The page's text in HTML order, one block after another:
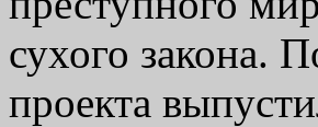
сухого закона.
проекта